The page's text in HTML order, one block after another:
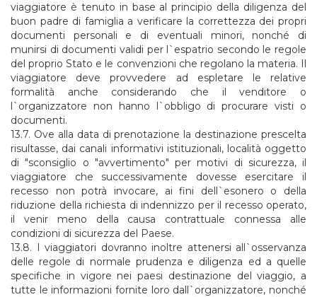
viaggiatore è tenuto in base al principio della diligenza del
buon padre di famiglia a verificare la correttezza dei propri
documenti personali e di eventuali minori, nonché di
munirsi di documenti validi per l`espatrio secondo le regole
del proprio Stato e le convenzioni che regolano la materia. Il
viaggiatore deve provvedere ad espletare le relative
formalità anche considerando che il venditore o
l`organizzatore non hanno l`obbligo di procurare visti o
documenti.
13.7. Ove alla data di prenotazione la destinazione prescelta
risultasse, dai canali informativi istituzionali, località oggetto
di "sconsiglio o "avvertimento" per motivi di sicurezza, il
viaggiatore che successivamente dovesse esercitare il
recesso non potrà invocare, ai fini dell`esonero o della
riduzione della richiesta di indennizzo per il recesso operato,
il venir meno della causa contrattuale connessa alle
condizioni di sicurezza del Paese.
13.8. I viaggiatori dovranno inoltre attenersi all`osservanza
delle regole di normale prudenza e diligenza ed a quelle
specifiche in vigore nei paesi destinazione del viaggio, a
tutte le informazioni fornite loro dall`organizzatore, nonché